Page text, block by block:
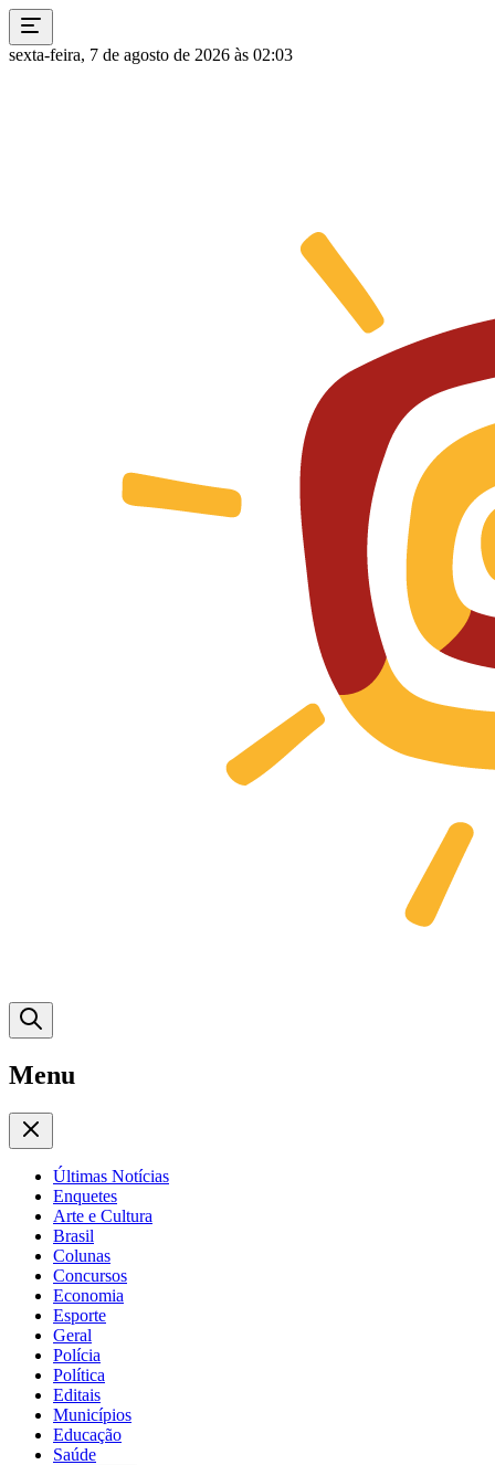
sexta-feira, 7 de agosto de 2026 às 02:03
Menu
Últimas Notícias
Enquetes
Arte e Cultura
Brasil
Colunas
Concursos
Economia
Esporte
Geral
Polícia
Política
Editais
Municípios
Educação
Saúde